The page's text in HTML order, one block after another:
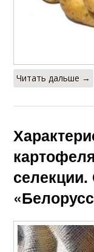
Читать дальше →